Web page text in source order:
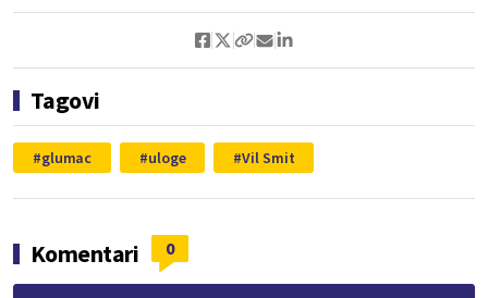
Tagovi
glumac uloge Vil Smit
Komentari 0